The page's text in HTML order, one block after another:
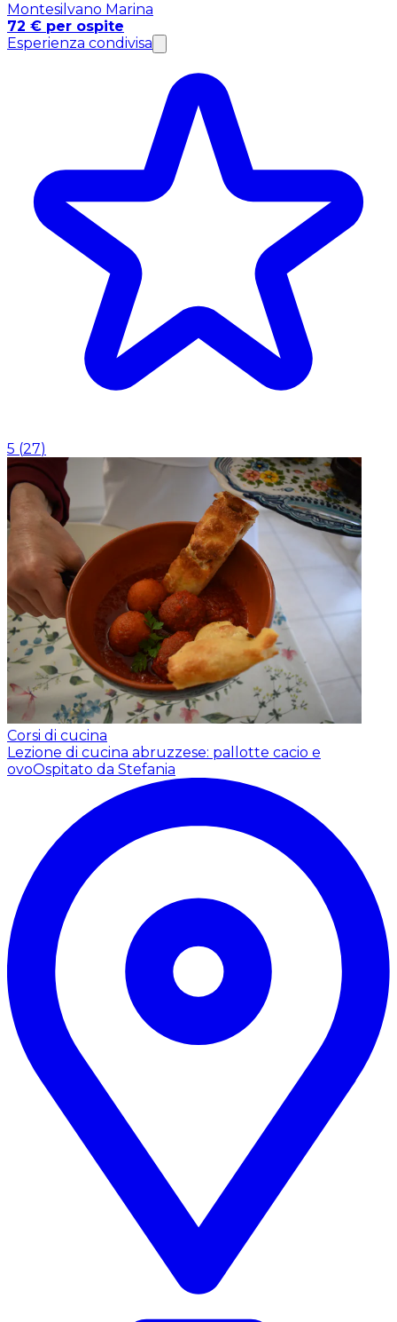
Montesilvano Marina
72 € per ospite
Esperienza condivisa
5 (27)
Corsi di cucina
Lezione di cucina abruzzese: pallotte cacio e
ovoOspitato da Stefania